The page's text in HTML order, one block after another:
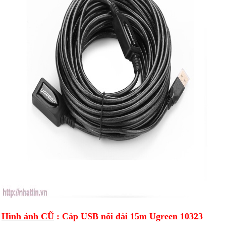
Hình ảnh CŨ : Cáp USB nối dài 15m Ugreen 10323